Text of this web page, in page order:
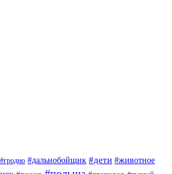
#гродно #дальнобойщик #дети #животное